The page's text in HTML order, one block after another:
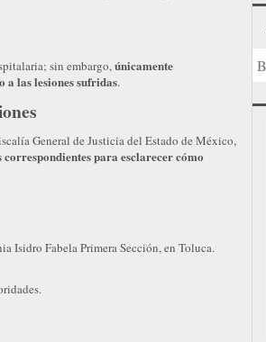
sin embargo, únicamente
a las lesiones sufridas.
General de Justicia del Estado de México,
para esclarecer cómo
Isidro Fabela Primera Sección, en Toluca.